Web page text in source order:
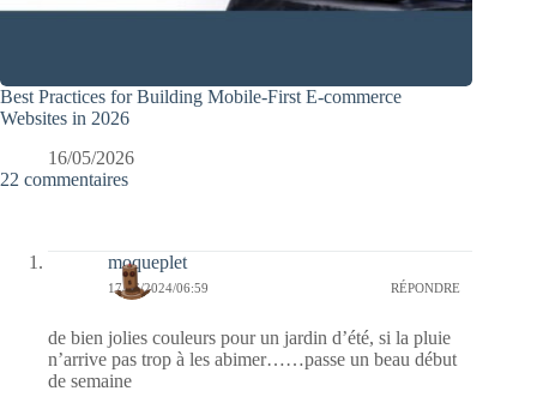
Best Practices for Building Mobile-First E-commerce
Websites in 2026
16/05/2026
22 commentaires
moqueplet
17/06/2024/06:59 RÉPONDRE
de bien jolies couleurs pour un jardin d’été, si la pluie
n’arrive pas trop à les abimer……passe un beau début
de semaine